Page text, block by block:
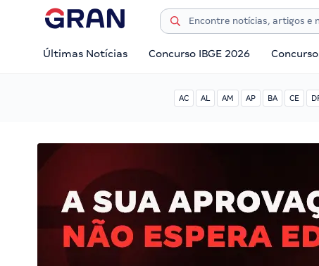
Últimas Notícias Concurso IBGE 2026
AC AL AM AP BA CE